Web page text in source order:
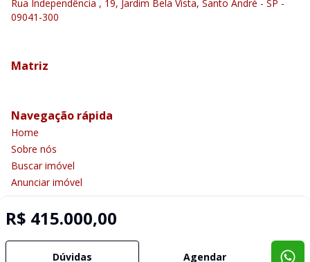
R$ 415.000,00
Dúvidas Agendar
Rua Independência , 19, Jardim Bela Vista, Santo André - SP -
09041-300
Matriz
Navegação rápida
Home
Sobre nós
Buscar imóvel
Anunciar imóvel
Contato
Imobiliária Certificada: